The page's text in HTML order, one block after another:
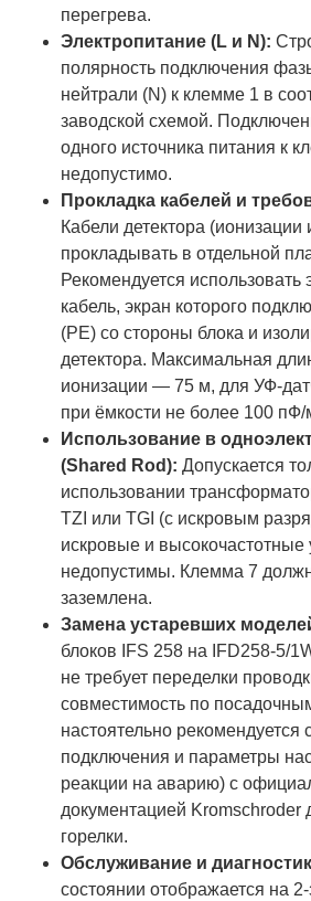
перегрева.
Электропитание (L и N):
полярность подключения
нейтрали (N) к клемме 1 в
заводской схемой.
одного источника питания к
недопустимо.
Прокладка кабелей и
Кабели детектора (ионизации
прокладывать в отдельной
Рекомендуется
кабель, экран которого
(PE) со стороны блока и
детектора. Максимальная
ионизации — 75 м, для УФ-
при ёмкости не более 100 пФ/
Использование в
(Shared Rod): Допускается
использовании
TZI или TGI (с искровым
искровые и высокочастотные
недопустимы. Клемма 7
заземлена.
Замена устаревших
блоков IFS 258 на IFD258-5/
не требует переделки
совместимость по
настоятельно рекомендуется
подключения и параметры
реакции на аварию) с
документацией Kromschroder
горелки.
Обслуживание и
состоянии отображается на